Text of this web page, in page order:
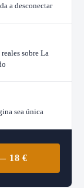
a desconectar
sobre La
sea única
18 €